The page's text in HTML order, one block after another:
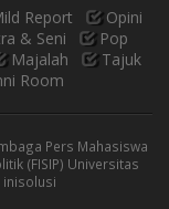
Report
Opini
& Seni
Pop
Majalah
Tajuk
Room
Pers Mahasiswa
(FISIP) Universitas
inisolusi